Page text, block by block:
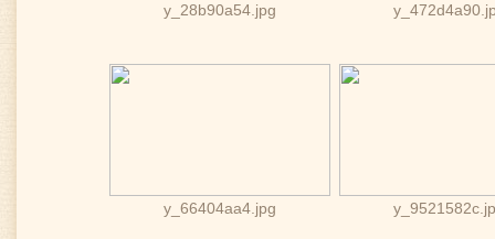
y_28b90a54.jpg
y_66404aa4.jpg